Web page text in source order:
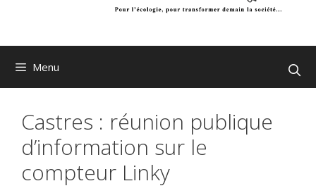
Menu
Castres : réunion publique
d’information sur le
compteur Linky